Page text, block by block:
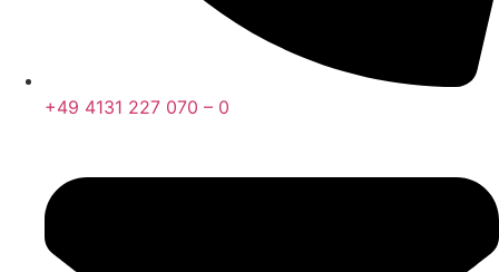
+49 4131 227 070 – 0